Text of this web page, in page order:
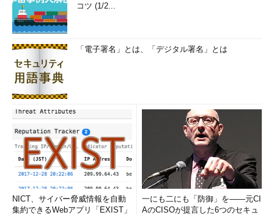
コツ (1/2...
「電子署名」とは、「デジタル署名」とは
NICT、サイバー脅威情報を自動
集約できるWebアプリ「EXIST」
一にも二にも「防御」を――元CI
AのCISOが提言した6つのセキュ